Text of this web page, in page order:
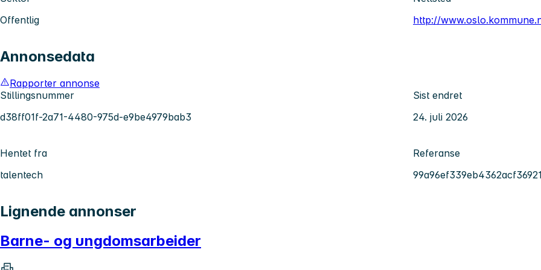
Offentlig
http://
Annonsedata
Rapporter annonse
Stillingsnummer
d38ff01f-2a71-4480-975d-e9be4979bab3
Sist endret
24. juli 2026
Hentet fra
talentech
Referanse
Lignende annonser
Barne- og ungdomsarbeider